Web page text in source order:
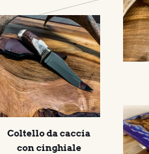
Coltello da caccia
con cinghiale